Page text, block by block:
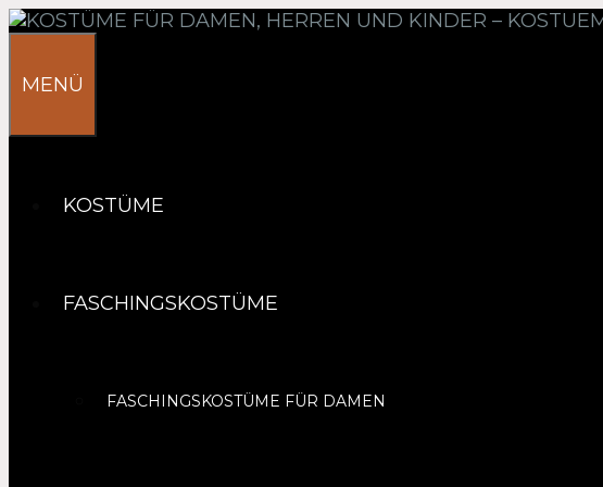
Springe
MENÜ
KOSTÜME
FASCHINGSKOSTÜME
FASCHINGSKOSTÜME FÜR DAMEN